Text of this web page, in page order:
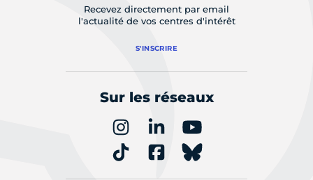
Recevez directement par email
l'actualité de vos centres d'intérêt
S'INSCRIRE
Sur les réseaux